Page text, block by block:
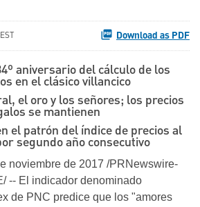
Download as PDF
aniversario del cálculo de los
en el clásico villancico
el oro y los señores; los precios
se mantienen
el patrón del índice de precios al
segundo año consecutivo
noviembre de 2017 /PRNewswire-
-- El indicador denominado
de PNC predice que los "amores